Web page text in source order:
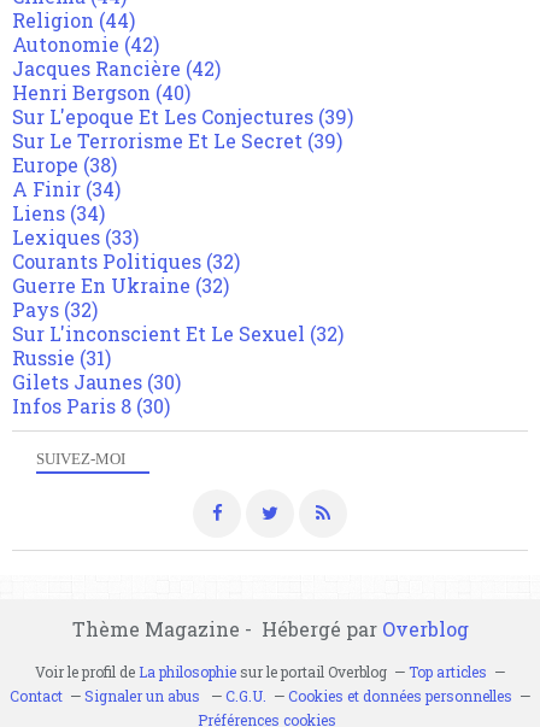
SUIVEZ-MOI
Religion (44)
Autonomie (42)
Jacques Rancière (42)
Henri Bergson (40)
Sur L'epoque Et Les Conjectures (39)
Sur Le Terrorisme Et Le Secret (39)
Europe (38)
A Finir (34)
Liens (34)
Lexiques (33)
Courants Politiques (32)
Guerre En Ukraine (32)
Pays (32)
Sur L'inconscient Et Le Sexuel (32)
Russie (31)
Gilets Jaunes (30)
Infos Paris 8 (30)
Thème Magazine - Hébergé par Overblog
Voir le profil de La philosophiesur le portail Overblog
Top articles
Contact
Signaler un abus C.G.U.
Cookies et données personnelles
Préférences cookies